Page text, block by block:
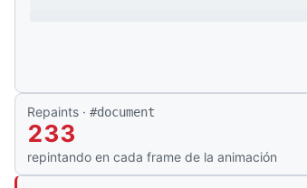
Repaints · #document
249
repintando en cada frame de la animación